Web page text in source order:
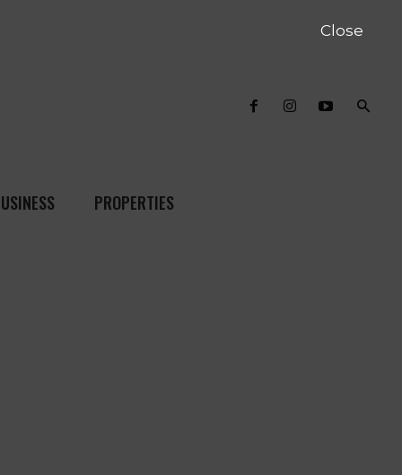
PROPERTIES
Close